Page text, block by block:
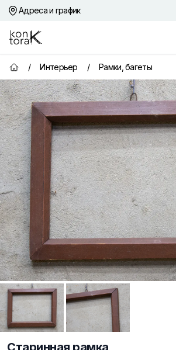
Адреса и график
Контора К
Главная страница
/ Интерьер / Рамки, багеты